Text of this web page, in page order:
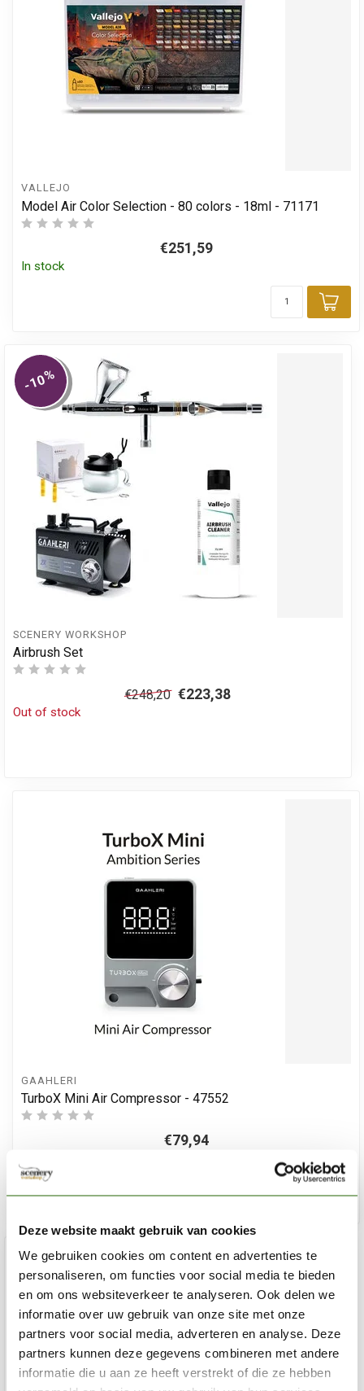
Deze website maakt gebruik van cookies
We gebruiken cookies om content en advertenties te
personaliseren, om functies voor social media te bieden
en om ons websiteverkeer te analyseren. Ook delen we
informatie over uw gebruik van onze site met onze
partners voor social media, adverteren en analyse. Deze
partners kunnen deze gegevens combineren met andere
informatie die u aan ze heeft verstrekt of die ze hebben
VALLEJO
Model Air Color Selection - 80 colors - 18ml - 71171
€251,59
In stock
-10%
SCENERY WORKSHOP
Airbrush Set
€248,20 €223,38
Out of stock
GAAHLERI
TurboX Mini Air Compressor - 47552
€79,94